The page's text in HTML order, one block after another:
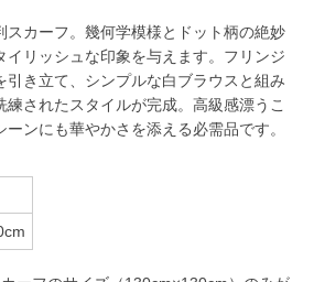
スカーフ。幾何学模様とドット柄の絶妙
イリッシュな印象を与えます。フリンジ
引き立て、シンプルな白ブラウスと組み
されたスタイルが完成。高級感漂うこ
ンにも華やかさを添える必需品です。